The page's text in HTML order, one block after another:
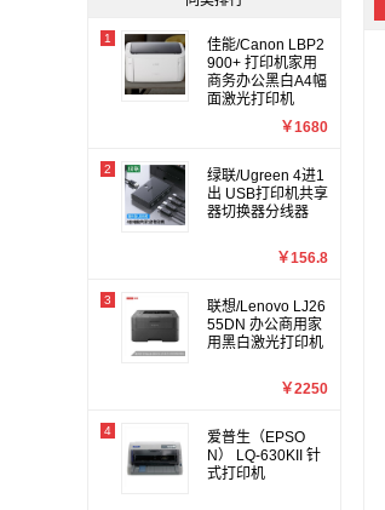
1
佳能/Canon LBP2
900+ 打印机家用
商务办公黑白A4幅
面激光打印机
￥1680
2
绿联/Ugreen 4进1
出 USB打印机共享
器切换器分线器
￥156.8
3
联想/Lenovo LJ26
55DN 办公商用家
用黑白激光打印机
￥2250
4
爱普生（EPSO
N） LQ-630KII 针
式打印机